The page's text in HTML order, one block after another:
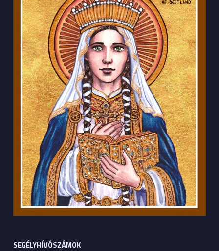
SEGÉLYHÍVÓSZÁMOK